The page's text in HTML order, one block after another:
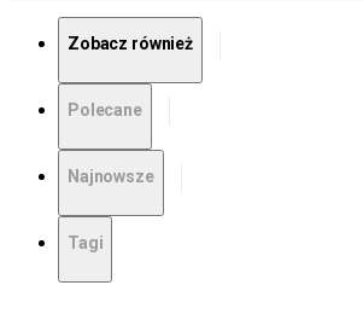
Zobacz również
Polecane
Najnowsze
Tagi